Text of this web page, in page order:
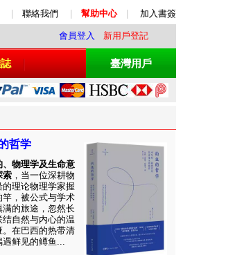
聯絡我們 幫助中心 加入書簽
會員登入 新用戶登記
臺灣用戶
哲学
、物理学及生命意
索 ，当一位深耕物
的理论物理学家握
竿，被公式与学术
满的旅途，忽然长
结自然与内心的温
。在巴西的热带清
遇鲜见的鳟鱼...